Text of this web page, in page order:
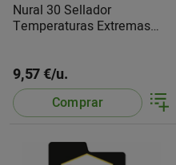
Nural 30 Sellador
Temperaturas Extremas
9,57 €/u.
Comprar